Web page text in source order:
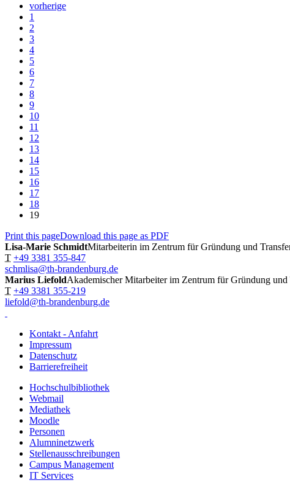
vorherige
1
2
3
4
5
6
7
8
9
10
11
12
13
14
15
16
17
18
19
Print this pageDownload this page as PDF
Lisa-Marie SchmidtMitarbeiterin im Zentrum für Gründung und
T +49 3381 355-847
schmlisa@th-brandenburg.de
Marius LiefoldAkademischer Mitarbeiter im Zentrum für Gründung
T +49 3381 355-219
liefold@th-brandenburg.de
Kontakt - Anfahrt
Impressum
Datenschutz
Barrierefreiheit
Hochschulbibliothek
Webmail
Mediathek
Moodle
Personen
Alumninetzwerk
Stellenausschreibungen
Campus Management
IT Services